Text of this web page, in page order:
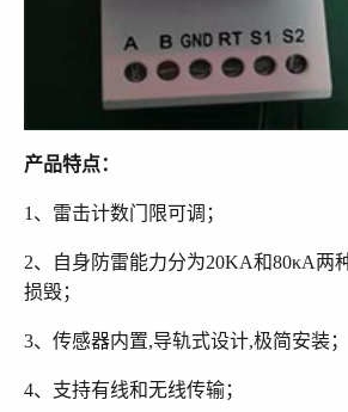
产品特点：
1、雷击计数门限可调；
2、自身防雷能力分为20KA和80κA两
损毁；
3、传感器内置,导轨式设计,极简安装；
4、支持有线和无线传输；